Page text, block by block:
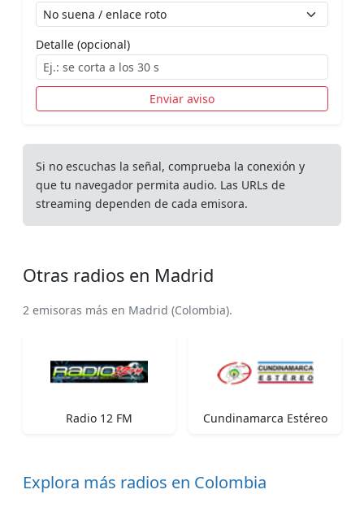
Detalle (opcional)
Enviar aviso
Si no escuchas la señal, comprueba la conexión y
que tu navegador permita audio. Las URLs de
streaming dependen de cada emisora.
Otras radios en Madrid
2 emisoras más en Madrid (Colombia).
Radio 12 FM Cundinamarca Estéreo
Explora más radios en Colombia